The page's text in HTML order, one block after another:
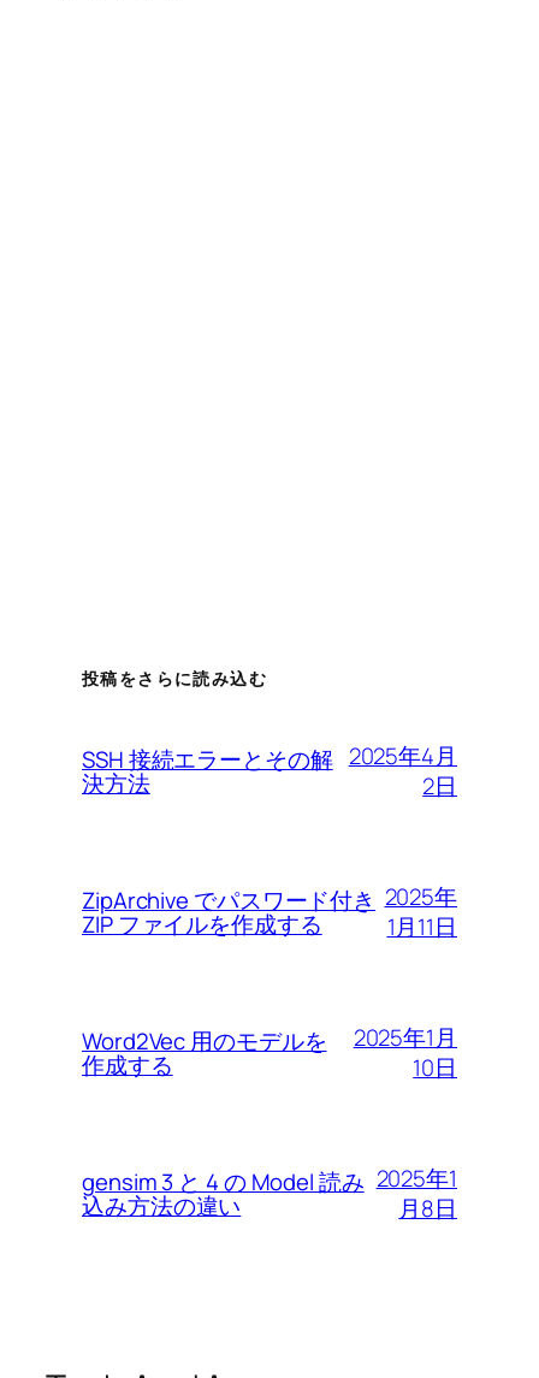
投稿をさらに読み込む
SSH 接続エラーとその解
決方法
2025年4月
2日
ZipArchive でパスワード付き
ZIP ファイルを作成する
2025年
1月11日
Word2Vec 用のモデルを
作成する
2025年1月
10日
gensim 3 と 4 の Model 読み
込み方法の違い
2025年1
月8日